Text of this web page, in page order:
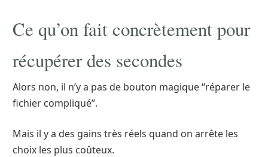
Ce qu’on fait concrètement pour
récupérer des secondes
Alors non, il n’y a pas de bouton magique “réparer le
fichier compliqué”.
Mais il y a des gains très réels quand on arrête les
choix les plus coûteux.